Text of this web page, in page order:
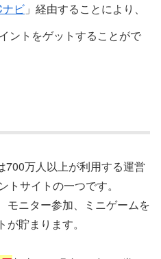
ビ 」経由することにより、
ントをゲットすることがで
700万人以上が利用する運営
サイトの一つです。
モニター参加、ミニゲームを
貯まります。